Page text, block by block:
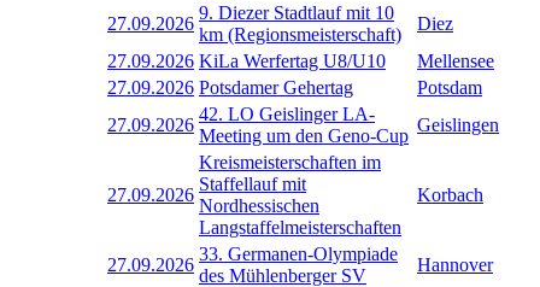
27.09.2026
9. Diezer Stadtlauf mit 10
km (Regionsmeisterschaft)
Diez
27.09.2026 KiLa Werfertag U8/U10
Mellensee
27.09.2026 Potsdamer Gehertag
Potsdam
27.09.2026
42. LO Geislinger LA-
Meeting um den Geno-Cup
Geislingen
27.09.2026
Kreismeisterschaften im
Staffellauf mit
Nordhessischen
Langstaffelmeisterschaften
Korbach
27.09.2026
33. Germanen-Olympiade
des Mühlenberger SV
Hannover